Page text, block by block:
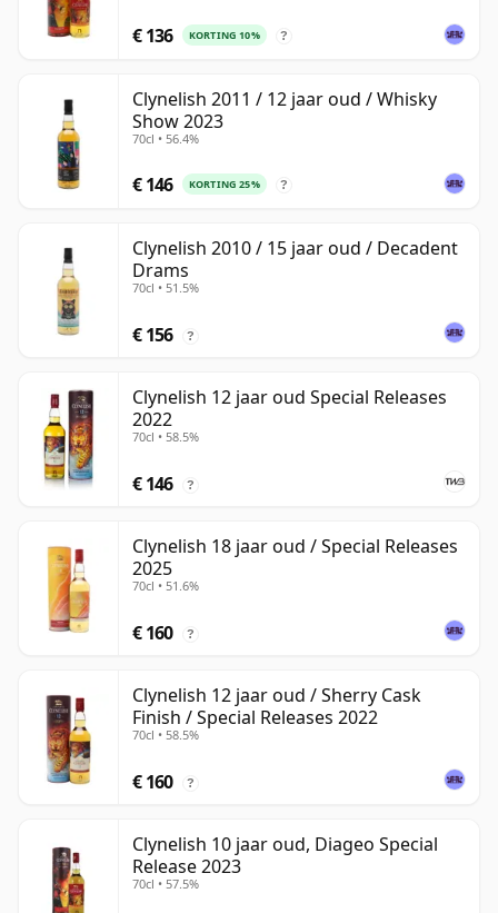
€ 136 KORTING 10% ?
Clynelish 2011 / 12 jaar oud / Whisky
Show 2023
70cl • 56.4%
€ 146 KORTING 25% ?
Clynelish 2010 / 15 jaar oud / Decadent
Drams
70cl • 51.5%
€ 156 ?
Clynelish 12 jaar oud Special Releases
2022
70cl • 58.5%
€ 146 ?
Clynelish 18 jaar oud / Special Releases
2025
70cl • 51.6%
€ 160 ?
Clynelish 12 jaar oud / Sherry Cask
Finish / Special Releases 2022
70cl • 58.5%
€ 160 ?
Clynelish 10 jaar oud, Diageo Special
Release 2023
70cl • 57.5%